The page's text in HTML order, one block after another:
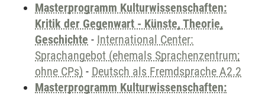
Masterprogramm Kulturwissenschaften:
Kritik der Gegenwart - Künste, Theorie,
Geschichte - International Center:
Sprachangebot (ehemals Sprachenzentrum;
ohne CPs) - Deutsch als Fremdsprache A2.2
Masterprogramm Kulturwissenschaften: